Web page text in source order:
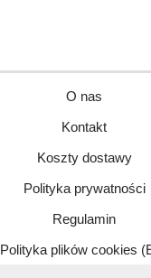
O nas
Kontakt
Koszty dostawy
Polityka prywatności
Regulamin
Polityka plików cookies